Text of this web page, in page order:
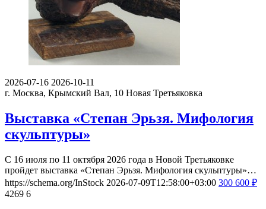
2026-07-16 2026-10-11
г. Москва, Крымский Вал, 10 Новая Третьяковка
Выставка «Степан Эрьзя. Мифология
скульптуры»
С 16 июля по 11 октября 2026 года в Новой Третьяковке
пройдет выставка «Степан Эрьзя. Мифология скульптуры»…
https://schema.org/InStock 2026-07-09T12:58:00+03:00 300 600 ₽
4269 6